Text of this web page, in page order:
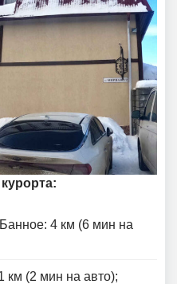
4 км (6 мин на
(2 мин на авто);